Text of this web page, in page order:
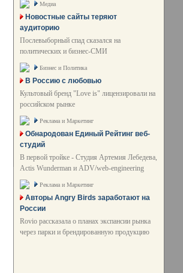
Медиа
Новостные сайты теряют
аудиторию
Послевыборный спад сказался на
политических и бизнес-СМИ
Бизнес и Политика
В Россию с любовью
Культовый бренд "Love is" лицензировали на
российском рынке
Реклама и Маркетинг
Обнародован Единый Рейтинг веб-
студий
В первой тройке - Студия Артемия Лебедева,
Actis Wunderman и ADV/web-engineering
Реклама и Маркетинг
Авторы Angry Birds заработают на
России
Rovio рассказала о планах экспансии рынка
через парки и брендированную продукцию